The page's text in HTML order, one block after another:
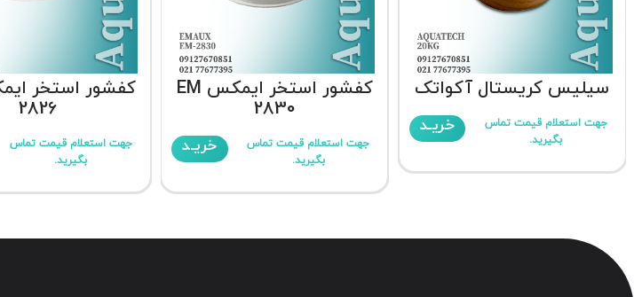
سیلیس کریستال آکواتک
جهت استعلام قیمت تماس
بگیرید.
خریـد
کفشور استخر ایمکس EM
2830
جهت استعلام قیمت تماس
بگیرید.
خریـد
2826
جهت استعلام قیمت تماس
بگیرید.